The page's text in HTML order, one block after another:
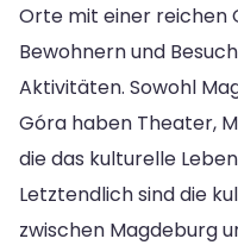
Orte mit einer reichen
Bewohnern und
Aktivitäten. Sowohl
Góra haben Theater,
die das kulturelle
Letztendlich sind die
zwischen Magdeburg